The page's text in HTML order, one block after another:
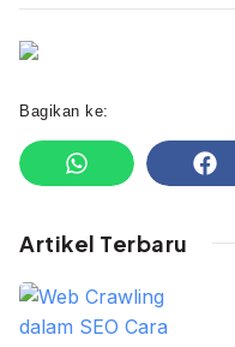
Bagikan ke:
Artikel Terbaru